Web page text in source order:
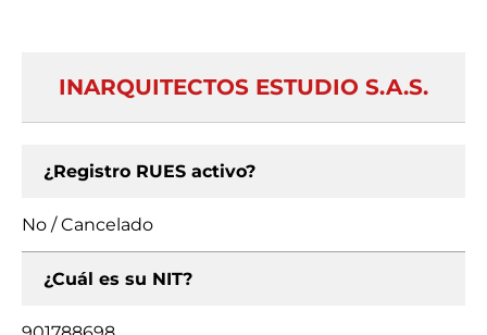
INARQUITECTOS ESTUDIO S.A.S.
¿Registro RUES activo?
No / Cancelado
¿Cuál es su NIT?